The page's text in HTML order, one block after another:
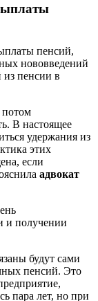
пенсий,
нововведений
пенсии в
В настоящее
удержания из
этих
если
адвокат
и получении
будут сами
пенсий. Это
пара лет, но при